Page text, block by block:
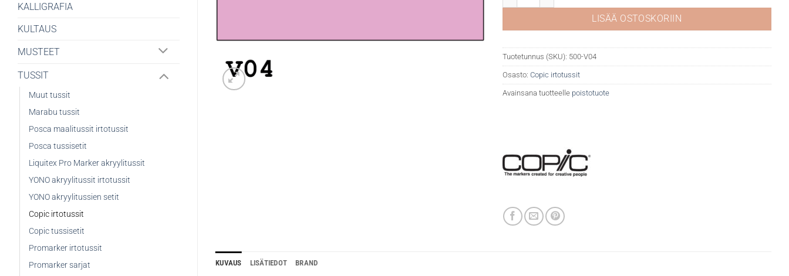
KALLIGRAFIA
KULTAUS
MUSTEET
TUSSIT
Muut tussit
Marabu tussit
Posca maalitussit irtotussit
Posca tussisetit
Liquitex Pro Marker akryylitussit
YONO akryylitussit irtotussit
YONO akryylitussien setit
Copic irtotussit
Copic tussisetit
Promarker irtotussit
Promarker sarjat
LISÄÄ OSTOSKORIIN
Tuotetunnus (SKU): 500-V04
Osasto: Copic irtotussit
Avainsana tuotteelle poistotuote
KUVAUS LISÄTIEDOT BRAND